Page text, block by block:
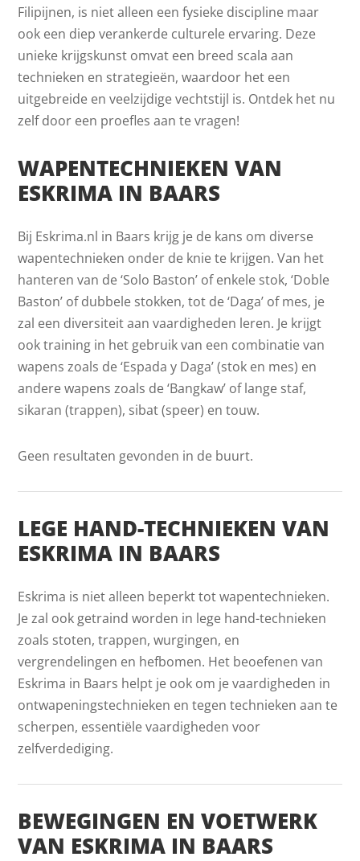
Filipijnen, is niet alleen een fysieke discipline maar
ook een diep verankerde culturele ervaring. Deze
unieke krijgskunst omvat een breed scala aan
technieken en strategieën, waardoor het een
uitgebreide en veelzijdige vechtstijl is. Ontdek het nu
zelf door een proefles aan te vragen!
WAPENTECHNIEKEN VAN
ESKRIMA IN BAARS
Bij Eskrima.nl in Baars krijg je de kans om diverse
wapentechnieken onder de knie te krijgen. Van het
hanteren van de ‘Solo Baston’ of enkele stok, ‘Doble
Baston’ of dubbele stokken, tot de ‘Daga’ of mes, je
zal een diversiteit aan vaardigheden leren. Je krijgt
ook training in het gebruik van een combinatie van
wapens zoals de ‘Espada y Daga’ (stok en mes) en
andere wapens zoals de ‘Bangkaw’ of lange staf,
sikaran (trappen), sibat (speer) en touw.
Geen resultaten gevonden in de buurt.
LEGE HAND-TECHNIEKEN VAN
ESKRIMA IN BAARS
Eskrima is niet alleen beperkt tot wapentechnieken.
Je zal ook getraind worden in lege hand-technieken
zoals stoten, trappen, wurgingen, en
vergrendelingen en hefbomen. Het beoefenen van
Eskrima in Baars helpt je ook om je vaardigheden in
ontwapeningstechnieken en tegen technieken aan te
scherpen, essentiële vaardigheden voor
zelfverdediging.
BEWEGINGEN EN VOETWERK
VAN ESKRIMA IN BAARS